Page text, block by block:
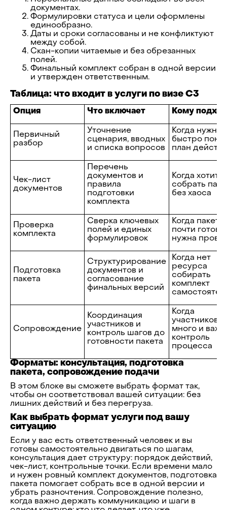
документах.
Формулировки статуса и цели оформлены
единообразно.
Даты и сроки согласованы и не конфликтуют
между собой.
Скан-копии читаемые и без обрезанных
полей.
Финальный комплект собран в одной версии
и утвержден ответственным.
Таблица: что входит в услуги по визе C3
Опция Что включает Кому
Первичный
разбор
Уточнение
сценария, вводных
и списка вопросов
Когда нужно
быстро
план
Чек-лист
документов
Перечень
документов и
правила
подготовки
комплекта
Когда хотите
собрать
без хаоса
Проверка
комплекта
Сверка ключевых
полей и единых
формулировок
Когда пакет
почти готов и
нужна
Подготовка
пакета
Структурирование
документов и
согласование
финальных версий
Когда нет
ресурса
собирать
комплект
Сопровождение
Координация
участников и
контроль шагов до
готовности пакета
Когда
участников
много и
контроль
процесса
Форматы: консультация, подготовка
пакета, сопровождение подачи
В этом блоке вы сможете выбрать формат так,
чтобы он соответствовал вашей ситуации: без
лишних действий и без перегруза.
Как выбрать формат услуги под вашу
ситуацию
Если у вас есть ответственный человек и вы
готовы самостоятельно двигаться по шагам,
консультация дает структуру: порядок действий,
чек-лист, контрольные точки. Если времени мало
и нужен ровный комплект документов, подготовка
пакета помогает собрать все в одной версии и
убрать разночтения. Сопровождение полезно,
когда важно держать коммуникацию и шаги в